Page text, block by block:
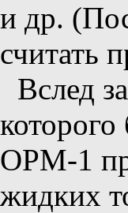
и др.
считать
Вслед
ОРМ-1
жидких